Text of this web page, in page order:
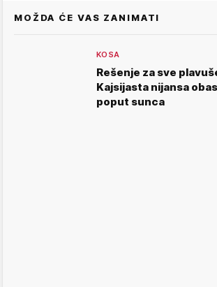
MOŽDA ĆE VAS ZANIMATI
KOSA
Rešenje za sve
Kajsijasta nijansa
poput sunca